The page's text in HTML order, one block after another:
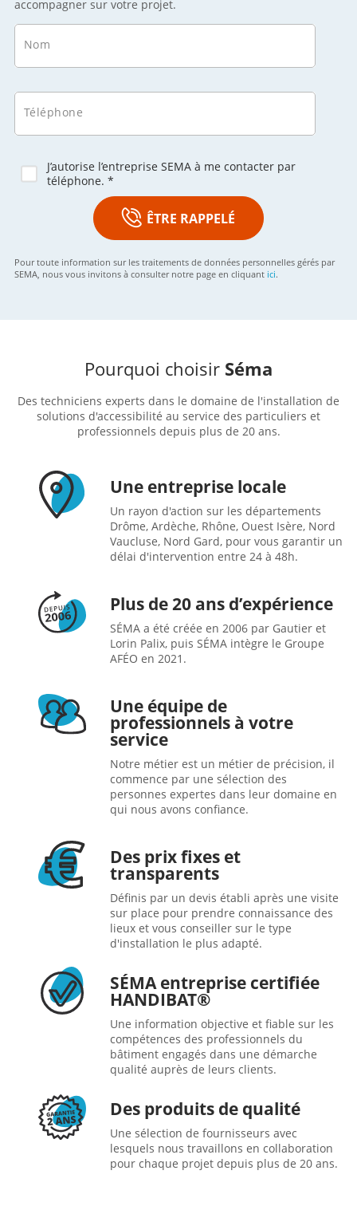
accompagner sur votre projet.
Nom
Téléphone
J’autorise l’entreprise SEMA à me contacter par
téléphone. *
ÊTRE RAPPELÉ
Pour toute information sur les traitements de données personnelles gérés par
SEMA, nous vous invitons à consulter notre page en cliquant ici.
Pourquoi choisir Séma
Des techniciens experts dans le domaine de l'installation de
solutions d'accessibilité au service des particuliers et
professionnels depuis plus de 20 ans.
Une entreprise locale
Un rayon d'action sur les départements
Drôme, Ardèche, Rhône, Ouest Isère, Nord
Vaucluse, Nord Gard, pour vous garantir un
délai d'intervention entre 24 à 48h.
Plus de 20 ans d’expérience
SÉMA a été créée en 2006 par Gautier et
Lorin Palix, puis SÉMA intègre le Groupe
AFÉO en 2021.
Une équipe de
professionnels à votre
service
Notre métier est un métier de précision, il
commence par une sélection des
personnes expertes dans leur domaine en
qui nous avons confiance.
Des prix fixes et
transparents
Définis par un devis établi après une visite
sur place pour prendre connaissance des
lieux et vous conseiller sur le type
d'installation le plus adapté.
SÉMA entreprise certifiée
HANDIBAT®
Une information objective et fiable sur les
compétences des professionnels du
bâtiment engagés dans une démarche
qualité auprès de leurs clients.
Des produits de qualité
Une sélection de fournisseurs avec
lesquels nous travaillons en collaboration
pour chaque projet depuis plus de 20 ans.